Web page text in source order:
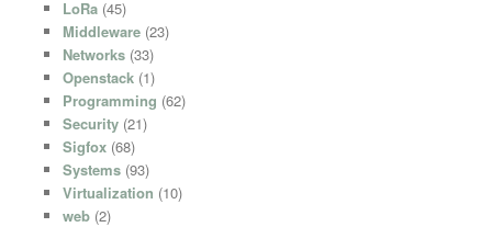
LoRa(45)
Middleware(23)
Networks(33)
Openstack(1)
Programming (62)
Security(21)
Sigfox(68)
Systems(93)
Virtualization (10)
web(2)